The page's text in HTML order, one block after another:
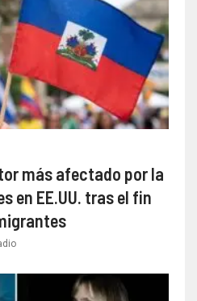
más afectado por la
en EE.UU. tras el fin